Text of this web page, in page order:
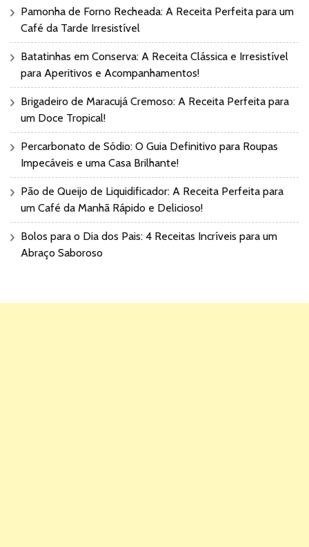
Pamonha de Forno Recheada: A Receita Perfeita para um
Café da Tarde Irresistível
Batatinhas em Conserva: A Receita Clássica e Irresistível
para Aperitivos e Acompanhamentos!
Brigadeiro de Maracujá Cremoso: A Receita Perfeita para
um Doce Tropical!
Percarbonato de Sódio: O Guia Definitivo para Roupas
Impecáveis e uma Casa Brilhante!
Pão de Queijo de Liquidificador: A Receita Perfeita para
um Café da Manhã Rápido e Delicioso!
Bolos para o Dia dos Pais: 4 Receitas Incríveis para um
Abraço Saboroso